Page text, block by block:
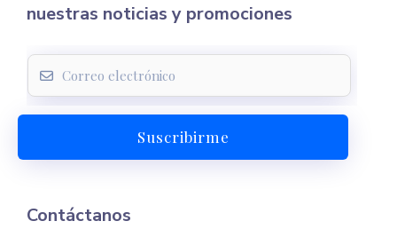
nuestras noticias y promociones
E
m
a
l
Suscribirme
Contáctanos